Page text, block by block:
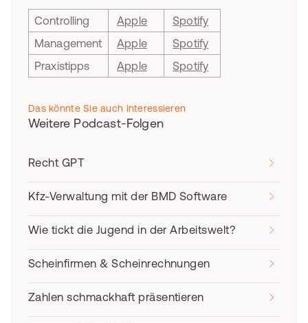
Controlling Apple
Spotify
Management
Apple
Spotify
Praxistipps
Apple Spotify
Das könnte Sie auch interessieren
Weitere Podcast-Folgen
Recht GPT
Kfz-Verwaltung mit der BMD Software
Wie tickt die Jugend in der Arbeitswelt?
Scheinfirmen & Scheinrechnungen
Zahlen schmackhaft präsentieren